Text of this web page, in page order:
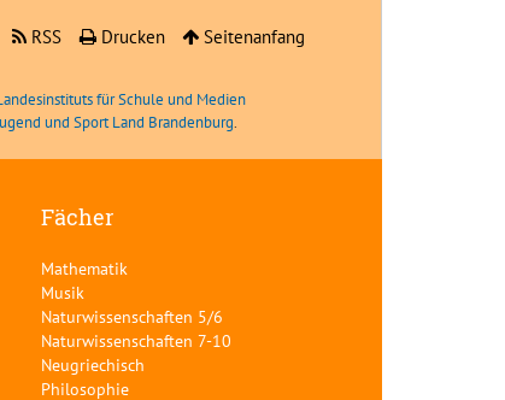
RSS Drucken Seitenanfang
für Schule und Medien
und Sport Land Brandenburg.
Fächer
Mathematik
Musik
Naturwissenschaften 5/6
Naturwissenschaften 7-10
Neugriechisch
Philosophie